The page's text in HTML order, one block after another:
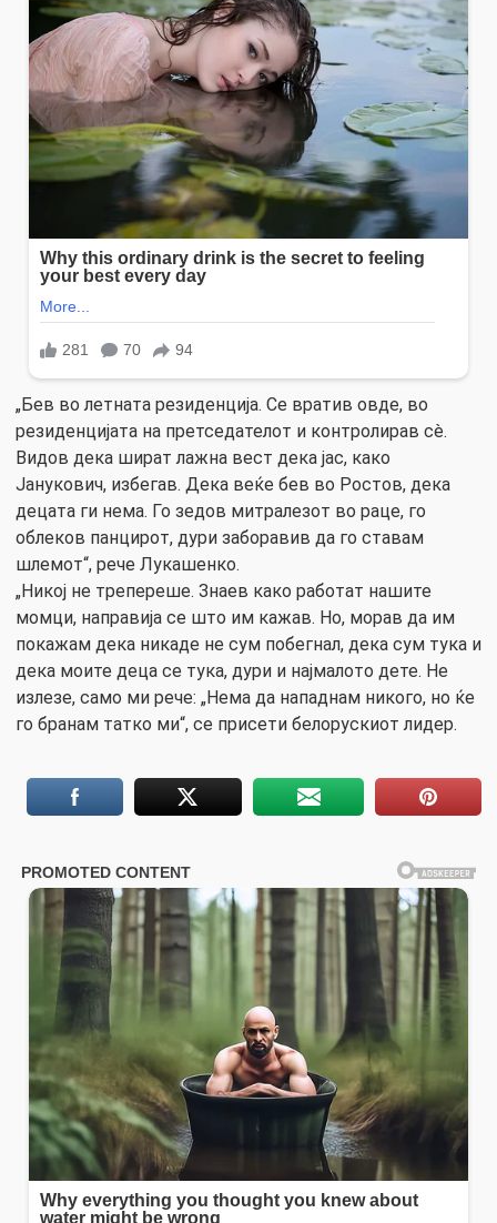
„Бев во летната резиденција. Се вратив овде, во
резиденцијата на претседателот и контролирав сè.
Видов дека шират лажна вест дека јас, како
Јанукович, избегав. Дека веќе бев во Ростов, дека
децата ги нема. Го зедов митралезот во раце, го
облеков панцирот, дури заборавив да го ставам
шлемот“, рече Лукашенко.
„Никој не трепереше. Знаев како работат нашите
момци, направија се што им кажав. Но, морав да им
покажам дека никаде не сум побегнал, дека сум тука и
дека моите деца се тука, дури и најмалото дете. Не
излезе, само ми рече: „Нема да нападнам никого, но ќе
го бранам татко ми“, се присети белорускиот лидер.